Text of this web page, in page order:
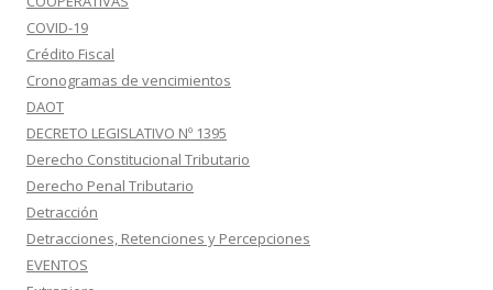
COVID-19
Crédito Fiscal
Cronogramas de vencimientos
DAOT
DECRETO LEGISLATIVO Nº 1395
Derecho Constitucional Tributario
Derecho Penal Tributario
Detracción
Detracciones, Retenciones y Percepciones
EVENTOS